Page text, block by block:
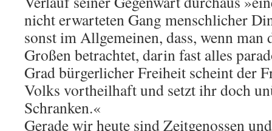
nicht erwarteten Gang menschlicher
sonst im Allgemeinen, dass, wenn man
Großen betrachtet, darin fast alles
Grad bürgerlicher Freiheit scheint der
Volks vortheilhaft und setzt ihr doch
Schranken.«
Gerade wir heute sind Zeitgenossen